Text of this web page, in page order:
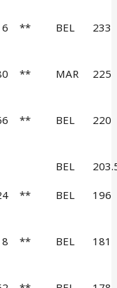
** BEL 233
** MAR 225
** BEL 220
BEL
** BEL 196
** BEL 181